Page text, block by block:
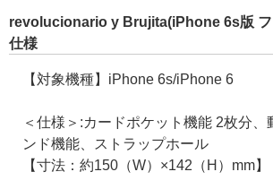
revolucionario y Brujita(iPhone 6s版 フ
仕様
【対象機種】iPhone 6s/iPhone 6
＜仕様＞:カードポケット機能 2枚分、
ンド機能、ストラップホール
【寸法：約150（W）×142（H）mm】